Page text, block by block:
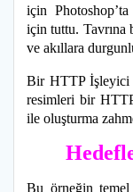
için
için tuttu. Tavrına
ve akıllara
Bir HTTP İşleyici
resimleri bir
ile oluşturma
Bu örneğin